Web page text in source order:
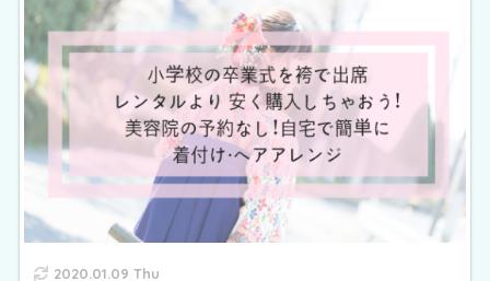
2020.01.09 Thu